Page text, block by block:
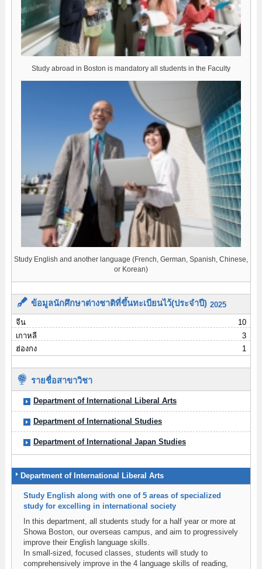
Study abroad in Boston is mandatory all students in the Faculty
Study English and another language (French, German, Spanish, Chinese,
or Korean)
ข้อมูลนักศึกษาต่างชาติที่ขึ้นทะเบียนไว้(ประจำปี) 2025
จีน
10
เกาหลี
3
ฮ่องกง
1
รายชื่อสาขาวิชา
Department of International Liberal Arts
Department of International Studies
Department of International Japan Studies
Department of International Liberal Arts
Study English along with one of 5 areas of specialized
study for excelling in international society
In this department, all students study for a half year or more at
Showa Boston, our overseas campus, and aim to progressively
improve their English language skills.
In small-sized, focused classes, students will study to
comprehensively improve in the 4 language skills of reading,